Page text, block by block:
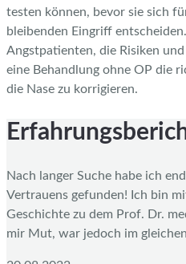
testen können, bevor sie sich
bleibenden Eingriff
Angstpatienten, die Risiken
eine Behandlung ohne OP die
die Nase zu korrigieren.
Nach langer Suche habe ich
Vertrauens gefunden! Ich bin
Geschichte zu dem Prof. Dr.
mir Mut, war jedoch im